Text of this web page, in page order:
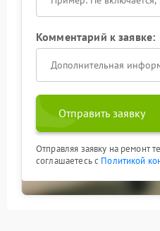
Комментарий к заявке:
Отправить заявку
Отправляя заявку на ремонт
соглашаетесь с Политикой